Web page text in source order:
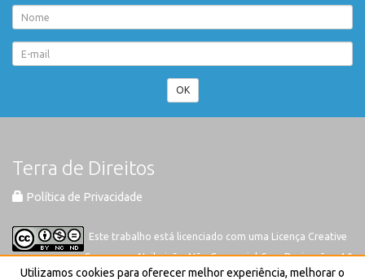
OK
Terra de Direitos
Política de Privacidade
Este trabalho está licenciado com uma Licença Creative
Commons-Atribuição-Não Comercial-Sem Derivações 4.0
Internacional
Utilizamos cookies para oferecer melhor experiência, melhorar o